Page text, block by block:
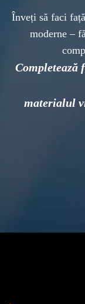
Înveți să faci
moderne –
Completează
materialul